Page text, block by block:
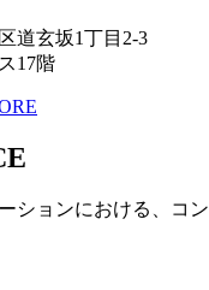
道玄坂1丁目2-3
17階
ションにおける、コ